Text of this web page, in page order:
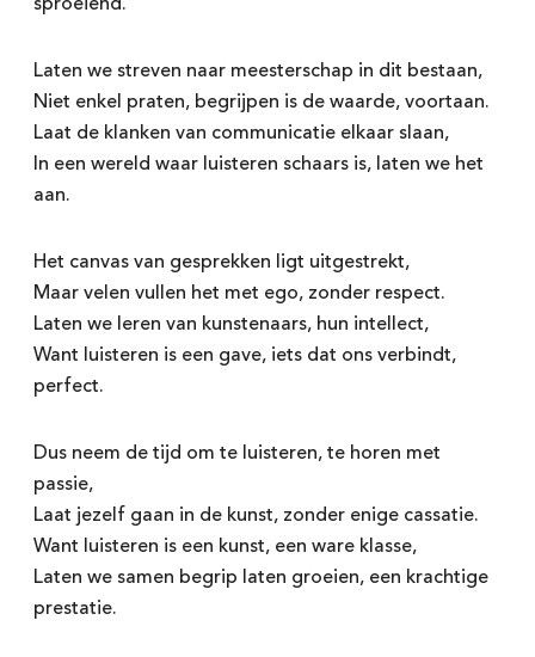
Laten we streven naar meesterschap in dit bestaan,
Niet enkel praten, begrijpen is de waarde, voortaan.
Laat de klanken van communicatie elkaar slaan,
In een wereld waar luisteren schaars is, laten we het
aan.
Het canvas van gesprekken ligt uitgestrekt,
Maar velen vullen het met ego, zonder respect.
Laten we leren van kunstenaars, hun intellect,
Want luisteren is een gave, iets dat ons verbindt,
perfect.
Dus neem de tijd om te luisteren, te horen met
passie,
Laat jezelf gaan in de kunst, zonder enige cassatie.
Want luisteren is een kunst, een ware klasse,
Laten we samen begrip laten groeien, een krachtige
prestatie.